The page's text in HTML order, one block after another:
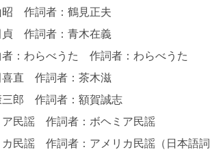
昭 作詞者：鶴見正夫
貞 作詞者：青木在義
：わらべうた 作詞者：わらべうた
喜直 作詞者：茶木滋
三郎 作詞者：額賀誠志
民謡 作詞者：ボヘミア民謡
民謡 作詞者：アメリカ民謡（日本語詞